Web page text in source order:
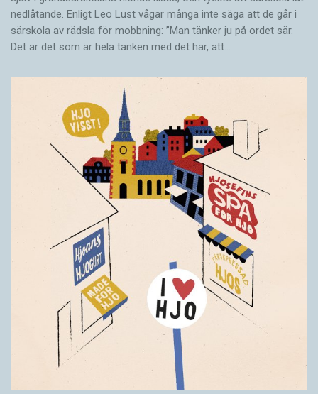
nedlåtande. Enligt Leo Lust vågar många inte säga att de går i
särskola av rädsla för mobbning: ”Man tänker ju på ordet sär.
Det är det som är hela tanken med det här, att…